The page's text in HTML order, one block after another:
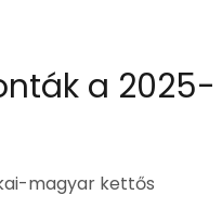
a 2025-
magyar kettős